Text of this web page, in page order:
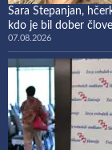
Sara Stepanjan,
kdo je bil dober
07.08.2026